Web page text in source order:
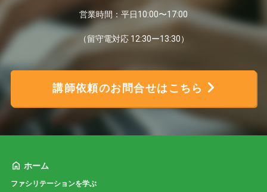
営業時間：平日10:00〜17:00
（留守電対応 12:30ー13:30）
講師依頼のお問合せはこちら
ホーム
ファシリテーションを学ぶ